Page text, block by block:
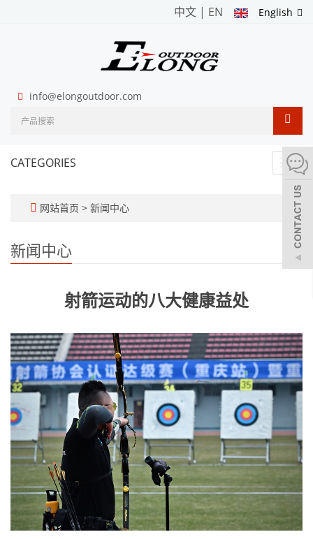
English
中文 | EN
info@elongoutdoor.com
CATEGORIES
网站首页 > 新闻中心
新闻中心
射箭运动的八大健康益处